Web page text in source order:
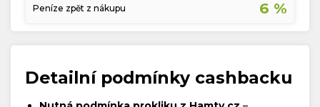
Peníze zpět z nákupu 6 %
Detailní podmínky cashbacku